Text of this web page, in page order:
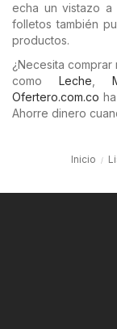
echa un vistazo a
folletos también
productos.
¿Necesita
como Leche
Ofertero.com.co
Ahorre dinero
Inicio